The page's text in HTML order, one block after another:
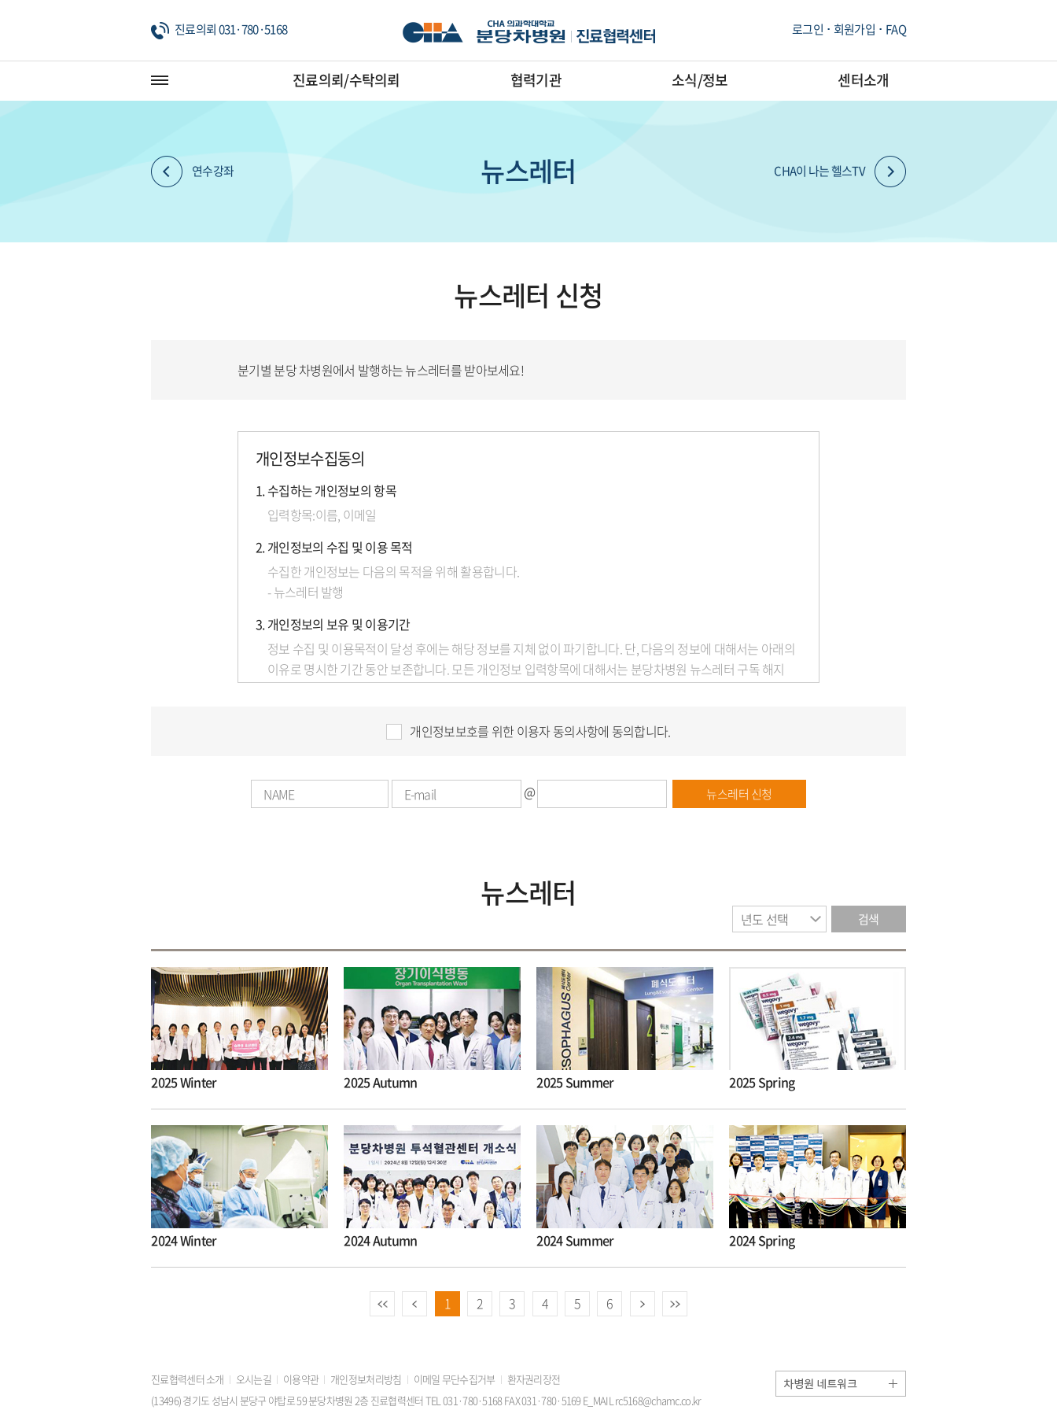
진료의뢰 031·780·5168 로그인 회원가입 FAQ
진료의뢰/수탁의뢰 협력기관 소식/정보 센터소개
연수강좌 뉴스레터 CHA이 나는 헬스TV
뉴스레터 신청
분기별 분당 차병원에서 발행하는 뉴스레터를 받아보세요!
개인정보수집동의
1. 수집하는 개인정보의 항목
입력항목:이름, 이메일
2. 개인정보의 수집 및 이용 목적
수집한 개인정보는 다음의 목적을 위해 활용합니다.
- 뉴스레터 발행
3. 개인정보의 보유 및 이용기간
정보 수집 및 이용목적이 달성 후에는 해당 정보를 지체 없이 파기합니다. 단, 다음의 정보에 대해서는 아래의
이유로 명시한 기간 동안 보존합니다. 모든 개인정보 입력항목에 대해서는 분당차병원 뉴스레터 구독 해지
전까지 보유합니다.
개인정보보호를 위한 이용자 동의사항에 동의합니다.
@ 뉴스레터 신청
뉴스레터
검색
2025 Winter 2025 Autumn 2025 Summer 2025 Spring
2024 Winter 2024 Autumn 2024 Summer 2024 Spring
이전 1 2 3 4 5 6 다음 끝
진료협력센터 소개 오시는길 이용약관 개인정보처리방침 이메일 무단수집거부
환자권리장전
(13496) 경기도 성남시 분당구 야탑로 59 분당차병원 2층 진료협력센터 TEL 031·780·5168 FAX 031·780·5169 E_MAIL rc5168@chamc.co.kr